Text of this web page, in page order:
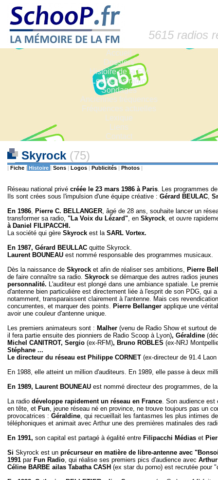
5615 radios
Accueil
Dossiers
Histoire de la FM
Les fiches radio
Sondages
Anciennes fréquences
Fréquences actuelles
Lexique
Liens
Contact
Skyrock (75)
| Fiche | Histoire | Sons | Logos | Publicités | Photos |
Réseau national privé créée le 23 mars 1986 à Paris. Les programmes
Ils sont crées sous l'impulsion d'une équipe créative : Gérard BEULAC,
En 1986, Pierre C. BELLANGER, âgé de 28 ans, souhaite lancer un
transformer sa radio, "La Voix du Lézard", en Skyrock, et ouvre
à Daniel FILIPACCHI.
La société qui gère Skyrock est la SARL Vortex.
En 1987, Gérard BEULLAC quitte Skyrock.
Laurent BOUNEAU est nommé responsable des programmes musicaux.
Dès la naissance de Skyrock et afin de réaliser ses ambitions, Pierre
de faire connaître sa radio. Skyrock se démarque des autres radios
personnalité. L'auditeur est plongé dans une ambiance spatiale. Le
d'antenne bien particulière est directement liée à l'esprit de son PDG,
notamment, transparaissent clairement à l'antenne. Mais ces
concurrentes, et marquer des points. Pierre Bellanger applique une
avoir une couleur d'antenne unique.
Les premiers animateurs sont : Malher (venu de Radio Show et surtout de
il fera partie ensuite des pionniers de Radio Scoop à Lyon), Géraldine
Michel CANITROT, Sergio (ex-RFM), Bruno ROBLES (ex-NRJ
Stéphane ...
Le directeur du réseau est Philippe CORNET (ex-directeur de 91.4
En 1988, elle atteint un million d'auditeurs. En 1989, elle passe à deux
En 1989, Laurent BOUNEAU est nommé directeur des programmes, de
La radio développe rapidement un réseau en France. Son audience est
en tête, et Fun, jeune réseau né en province, ne trouve toujours pas un
provocatrices : Géraldine, qui recueillait les fantasmes les plus intimes
téléphoniques et animait avec Arthur une des premières matinales des
En 1991, son capital est partagé à égalité entre Filipacchi Médias et
Si Skyrock est un précurseur en matière de libre-antenne avec
1991 par Fun Radio, qui réalise ses premiers pics d'audience avec Arthur
Céline BARBE ailas Tabatha CASH (ex star du porno) est recrutée pour